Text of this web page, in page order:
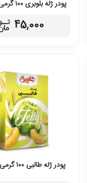
پودر ژله بلوبری ۱۰۰ گرمی هلچین
45,000
پودر ژله طالبی ۱۰۰ گرمی هلچین